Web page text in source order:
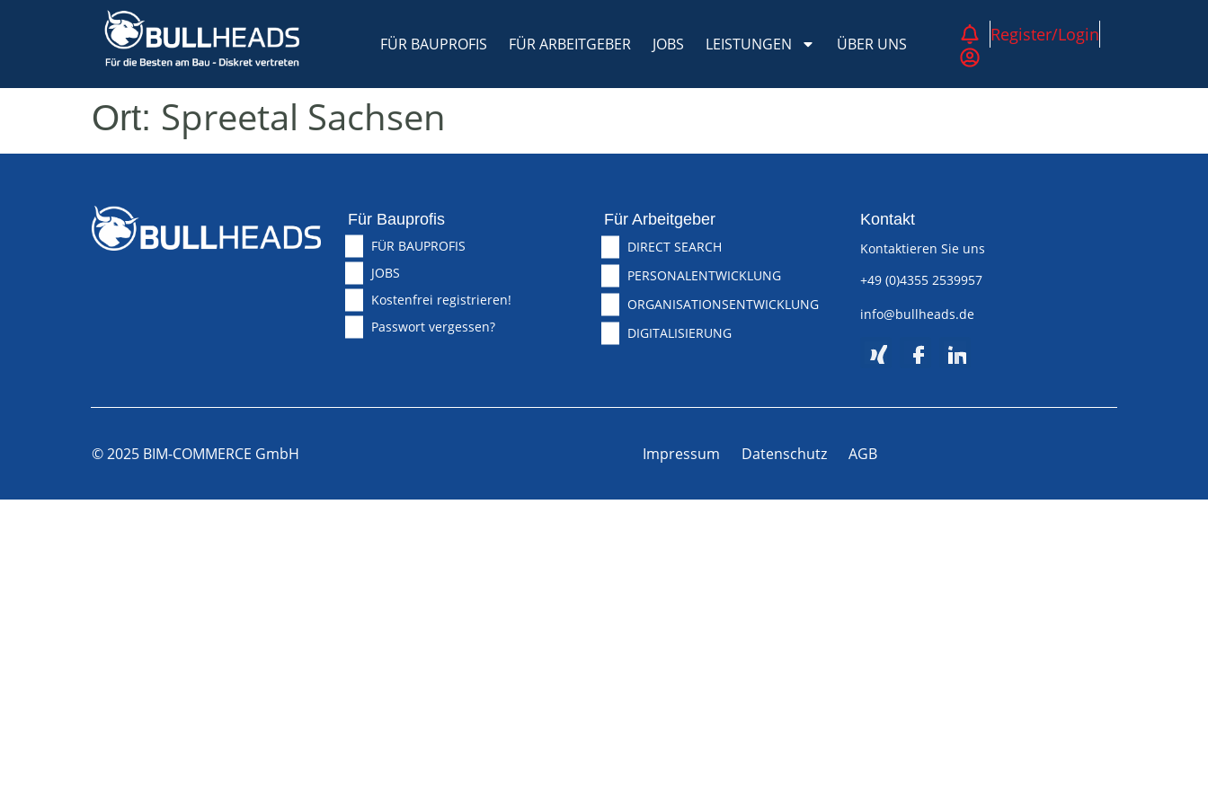
FÜR BAUPROFIS FÜR ARBEITGEBER JOBS LEISTUNGEN ÜBER UNS Register/Login
Ort: Spreetal Sachsen
Für Bauprofis
FÜR BAUPROFIS
JOBS
Kostenfrei registrieren!
Passwort vergessen?
Für Arbeitgeber
DIRECT SEARCH
PERSONALENTWICKLUNG
ORGANISATIONSENTWICKLUNG
DIGITALISIERUNG
Kontakt
Kontaktieren Sie uns
+49 (0)4355 2539957
info@bullheads.de
© 2025 BIM-COMMERCE GmbH Impressum Datenschutz AGB